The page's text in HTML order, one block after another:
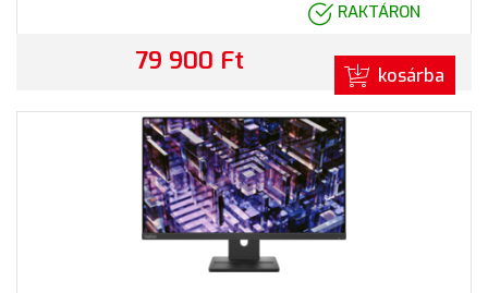
RAKTÁRON
79 900 Ft kosárba